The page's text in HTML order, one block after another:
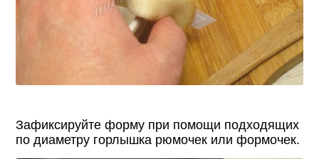
Зафиксируйте форму при помощи подходящих
по диаметру горлышка рюмочек или формочек.